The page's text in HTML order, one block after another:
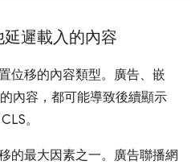
遲載入的內容
位移的內容類型。廣告、嵌
內容，都可能導致後續顯示
。
的最大因素之一。廣告聯播網